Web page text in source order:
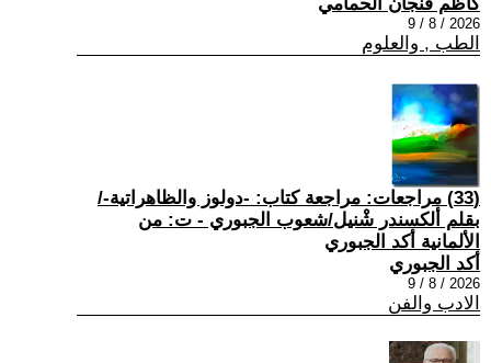
2026 / 8 / 9
الطب , والعلوم
(33) مراجعات: مراجعة كتاب: -دولوز والظاهراتية-/
بقلم ألكسندر شْنيل/شعوب الجبوري - ت: من
الألمانية أكد الجبوري
أكد الجبوري
2026 / 8 / 9
الادب والفن